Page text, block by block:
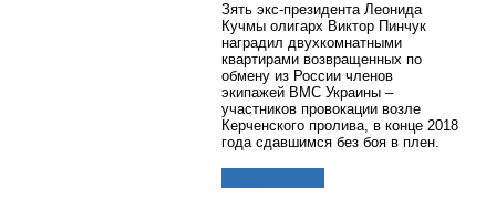
Зять экс-президента Леонида
Кучмы олигарх Виктор Пинчук
наградил двухкомнатными
квартирами возвращенных по
обмену из России членов
экипажей ВМС Украины –
участников провокации возле
Керченского пролива, в конце 2018
года сдавшимся без боя в плен.